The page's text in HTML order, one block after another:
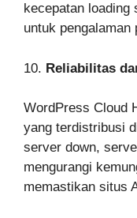
kecepatan loading
untuk pengalaman
10. Reliabilitas
WordPress Cloud
yang terdistribusi
server down,
mengurangi
memastikan situs